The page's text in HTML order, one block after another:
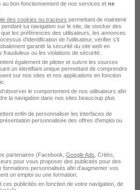
Cuisines Centrales
bon fonctionnement de nos services et ne
des cookies ou traceurs permettant de maintenir
sa navigation sur le site, de stocker des
les préférences des utilisateurs, les annonces
d'identification de l'utilisateur, vérifier s'il
garantir la sécurité du site web en
ou les violations de sécurité.
également de piloter et suivre les sources
un identifiant unique permettant de comprendre
sur nos sites et nos applications en fonction
le comportement de nos utilisateurs afin
la navigation dans nos sites beaucoup plus
enfin de personnaliser les interfaces de
personnalisée des offres d'emploi ou
partenaires (Facebook, Google Ads , Critéo,
pour vous proposer des publicités pour des
formations personnalisés afin d’augmenter vos
un emploi ou une formation.
ces publicités en fonction de votre navigation, de